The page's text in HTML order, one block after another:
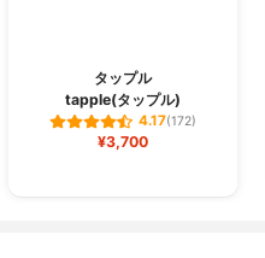
タップル
tapple(タップル)
4.17(172)
¥3,700